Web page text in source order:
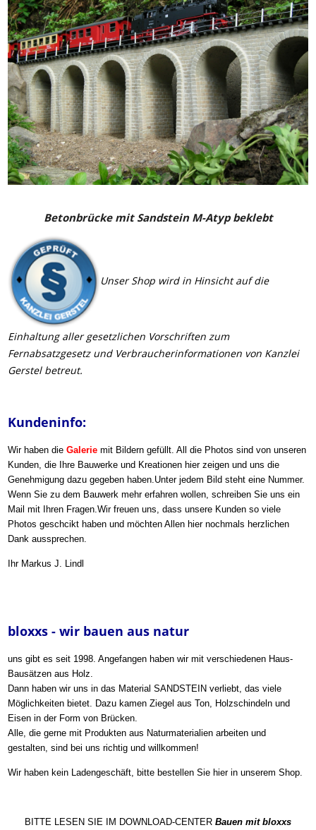
Betonbrücke mit Sandstein M-Atypbeklebt
Unser Shop wird in Hinsicht auf die
Einhaltung aller gesetzlichen Vorschriften zum
Fernabsatzgesetz und Verbraucherinformationen von Kanzlei
Gerstel betreut.
Kundeninfo:
Wir haben dieGalerie mit Bildern gefüllt. All die Photos sind von unseren
Kunden, die Ihre Bauwerke und Kreationen hier zeigen und uns die
Genehmigung dazu gegeben haben.Unter jedem Bild steht eine Nummer.
Wenn Sie zu dem Bauwerk mehr erfahren wollen, schreiben Sie uns ein
Mail mit Ihren Fragen.Wir freuen uns, dass unsere Kunden so viele
Photos geschcikt haben und möchten Allen hier nochmals herzlichen
Dank aussprechen.
Ihr Markus J. Lindl
bloxxs - wir bauen aus natur
uns gibt es seit 1998. Angefangen haben wir mit verschiedenen Haus-
Bausätzen aus Holz.
Dann haben wir uns in das Material SANDSTEIN verliebt, das viele
Möglichkeiten bietet. Dazu kamen Ziegel aus Ton, Holzschindeln und
Eisen in der Form von Brücken.
Alle, die gerne mit Produkten aus Naturmaterialien arbeiten und
gestalten, sind bei uns richtig und willkommen!
Wir haben kein Ladengeschäft, bitte bestellen Sie hier in unserem Shop.
BITTE LESEN SIE IM DOWNLOAD-CENTER Bauen mit bloxxs